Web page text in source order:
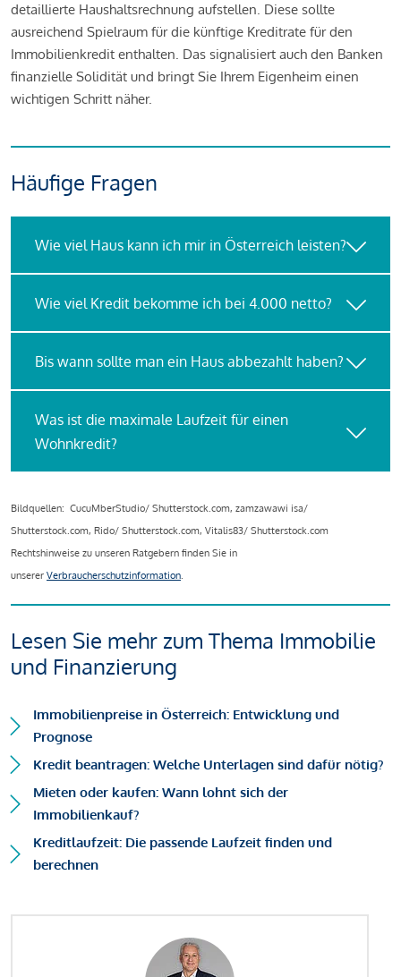
detaillierte Haushaltsrechnung aufstellen. Diese sollte
ausreichend Spielraum für die künftige Kreditrate für den
Immobilienkredit enthalten. Das signalisiert auch den Banken
finanzielle Solidität und bringt Sie Ihrem Eigenheim einen
wichtigen Schritt näher.
Häufige Fragen
Wie viel Haus kann ich mir in Österreich leisten?
Wie viel Kredit bekomme ich bei 4.000 netto?
Bis wann sollte man ein Haus abbezahlt haben?
Was ist die maximale Laufzeit für einen
Wohnkredit?
Bildquellen: CucuMberStudio/ Shutterstock.com, zamzawawi isa/
Shutterstock.com, Rido/ Shutterstock.com, Vitalis83/ Shutterstock.com
Rechtshinweise zu unseren Ratgebern finden Sie in
unserer Verbraucherschutzinformation.
Lesen Sie mehr zum Thema Immobilie
und Finanzierung
Immobilienpreise in Österreich: Entwicklung und
Prognose
Kredit beantragen: Welche Unterlagen sind dafür nötig?
Mieten oder kaufen: Wann lohnt sich der
Immobilienkauf?
Kreditlaufzeit: Die passende Laufzeit finden und
berechnen